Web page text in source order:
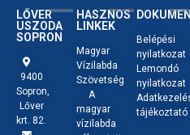
LŐVER
USZODA
SOPRON
9400
Sopron,
Lőver
krt. 82.
HASZNOS
LINKEK
Magyar
Vízilabda
Szövetség
A
magyar
vízilabda
Belépési
nyilatkozat
Lemondó
nyilatkozat
tájékoztató